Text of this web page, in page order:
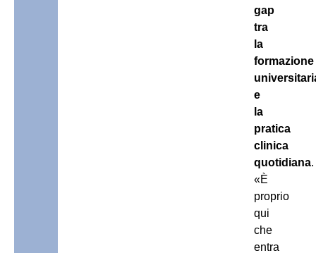
gap
tra
la
formazione
e
la
pratica
clinica
quotidiana.
«È
proprio
qui
che
entra